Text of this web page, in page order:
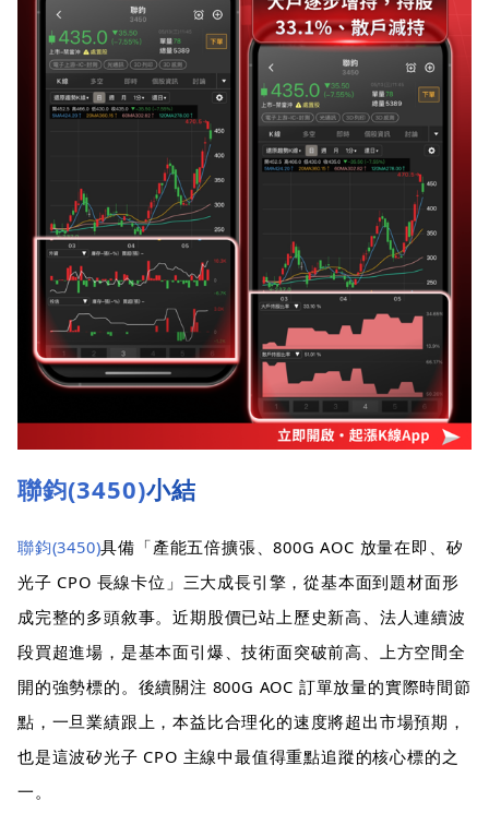
聯鈞(3450)小結
聯鈞(3450)具備「產能五倍擴張、800G AOC 放量在即、矽
光子 CPO 長線卡位」三大成長引擎，從基本面到題材面形
成完整的多頭敘事。近期股價已站上歷史新高、法人連續波
段買超進場，是基本面引爆、技術面突破前高、上方空間全
開的強勢標的。後續關注 800G AOC 訂單放量的實際時間節
點，一旦業績跟上，本益比合理化的速度將超出市場預期，
也是這波矽光子 CPO 主線中最值得重點追蹤的核心標的之
一。